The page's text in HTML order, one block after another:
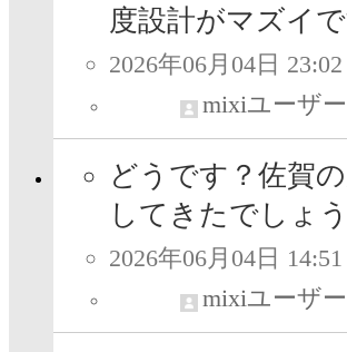
度設計がマズイで
2026年06月04日 23:02
mixiユーザー
どうです？佐賀
してきたでしょう
2026年06月04日 14:51
mixiユーザー